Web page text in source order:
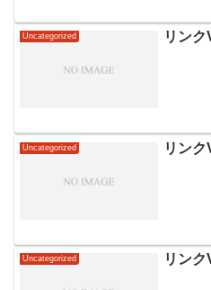
合法で
ことが
Uncategorized リンク
Uncategorized リンク
Uncategorized リンク